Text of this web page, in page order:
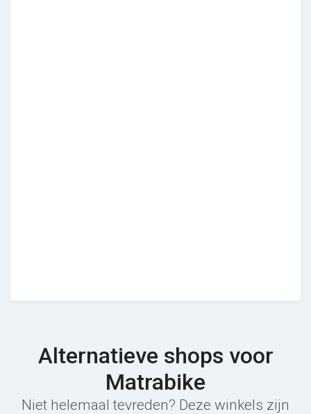
Alternatieve shops voor
Matrabike
Niet helemaal tevreden? Deze winkels zijn